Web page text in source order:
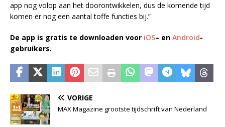
app nog volop aan het doorontwikkelen, dus de komende tijd
komen er nog een aantal toffe functies bij.”
De app is gratis te downloaden voor iOS– en Android-
gebruikers.
VORIGE
MAX Magazine grootste tijdschrift van Nederland